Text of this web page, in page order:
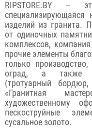
RIPSTORE.BY –
специализирующаяся
изделий из гранита.
от одиночных
комплексов,
прочие элементы
только
оград, а также
(тротуарный
«Гранитная
художественному
пескоструйные
сусальное золото.